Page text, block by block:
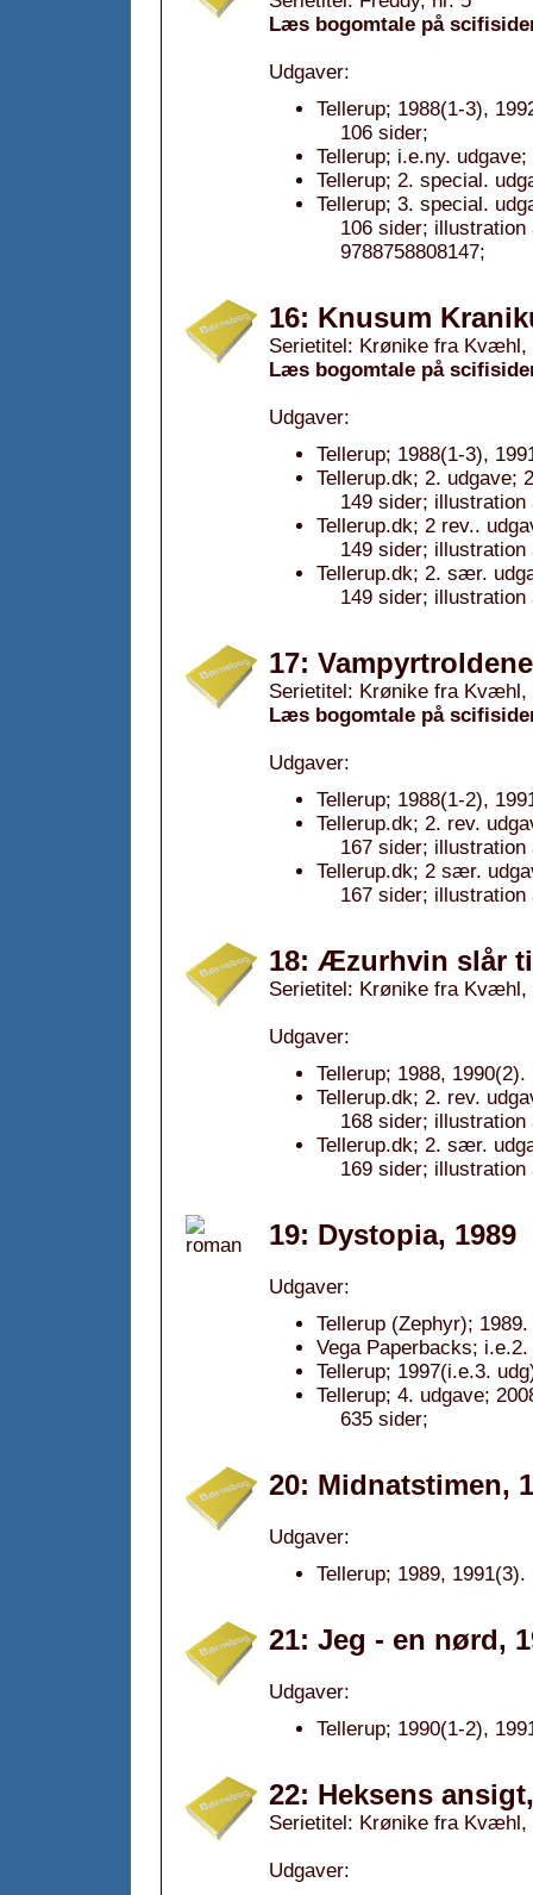
Læs bogomtale på
Udgaver:
Tellerup; 1988(1-3),
106 sider;
Tellerup; i.e.ny. udgave;
Tellerup; 2. special.
Tellerup; 3. special.
106 sider; illustration
9788758808147;
16: Knusum
Serietitel: Krønike fra Kvæhl,
Læs bogomtale på
Udgaver:
Tellerup; 1988(1-3),
Tellerup.dk; 2. udgave;
149 sider; illustration
Tellerup.dk; 2 rev..
149 sider; illustration
Tellerup.dk; 2. sær.
149 sider; illustration
17:
Serietitel: Krønike fra Kvæhl,
Læs bogomtale på
Udgaver:
Tellerup; 1988(1-2),
Tellerup.dk; 2. rev.
167 sider; illustration
Tellerup.dk; 2 sær.
167 sider; illustration
18: Æzurhvin slår
Serietitel: Krønike fra Kvæhl,
Udgaver:
Tellerup; 1988, 1990(2).
Tellerup.dk; 2. rev.
168 sider; illustration
Tellerup.dk; 2. sær.
169 sider; illustration
19: Dystopia, 1989
Udgaver:
Tellerup (Zephyr); 1989.
Vega Paperbacks;
Tellerup; 1997(i.e.3.
Tellerup; 4. udgave;
635 sider;
20: Midnatstimen,
Udgaver:
Tellerup; 1989, 1991(3).
21: Jeg - en nørd,
Udgaver:
Tellerup; 1990(1-2),
22: Heksens
Serietitel: Krønike fra Kvæhl,
Udgaver: